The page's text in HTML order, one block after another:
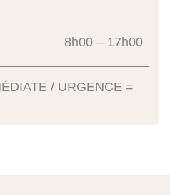
8h00 – 17h00
/ URGENCE =